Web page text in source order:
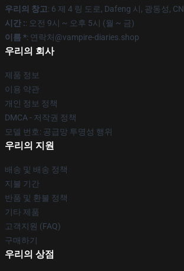
우리의 창고: 6 제 4 링 도로, Dafeng 시, 광동성, CN
시간 :: 오전 9시 ~ 오후 5시 (월 ~ 금)
이름 *: 연락처@vampire-diaries.shop
우리의 회사
제품 정보
이용 약관
개인 정보 정책
DMCA - 저작권 정책
모델 번호: 공급망 투명성 행위
우리의 지원
배송 및 배송 정책
지불 기간
반품 및 환불 정책
기타 제품
고객지원 (FAQ)
구매하기
우리의 상점